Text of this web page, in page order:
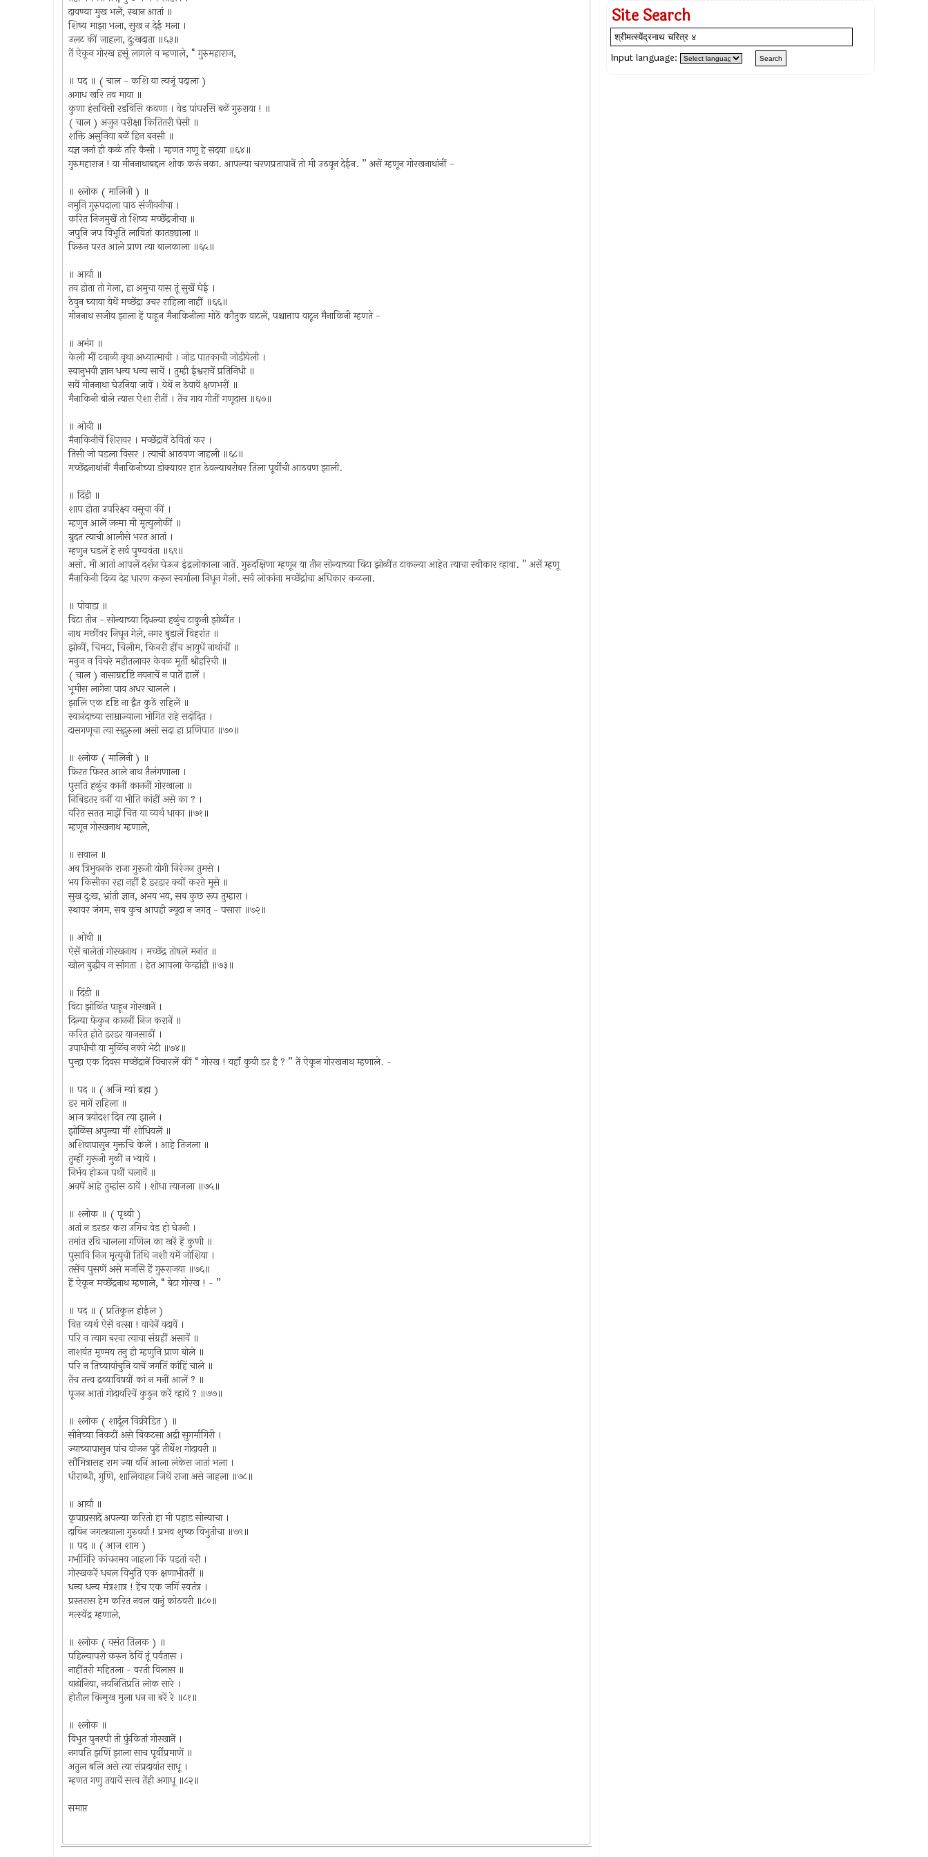
दावण्या मुख भलें, स्थान आतां ॥
शिष्य माझा भला, सुख न देई मला ।
उलट कीं जाहला, दु:खदाता ॥६३॥
तें ऐकून गोरख हसूं लागले व म्हणाले, “ गुरुमहाराज,
॥ पद ॥ ( चाल - कशि या त्यजूं पदाला )
अगाध खरि तव माया ॥
कुणा हंसविसी रडविसि कवणा । वेड पांघरसि बळें गुरुराया ! ॥
( चाल ) अजुन परीक्षा कितितरी घेसी ॥
शक्ति असुनिया बळें हिन बनसी ॥
यज्ञ जनां ही कळे तरि कैसी । म्हणत गणू हे सदया ॥६४॥
गुरुमहाराज ! या मीननाथाबद्दल शोक करूं नका. आपल्या चरणप्रतापानें तो मी उठवून देईन. ” असें म्हणून गोरखनाथांनीं -
॥ श्लोक ( मालिनी ) ॥
नमुनि गुरुपदाला पाठ संजीवनीचा ।
करित निजमुखें तो शिष्य मच्छेंद्रजीचा ॥
जपुनि जप विभूति लावितां कातड्याला ॥
फ़िरुन परत आले प्राण त्या बालकाला ॥६५॥
॥ आर्या ॥
तव होता तो गेला, हा अमुचा यास तूं सुखें घेई ।
ठेवुन घ्याया येथें मच्छेंद्रा उचर राहिला नाहीं ॥६६॥
मीननाथ सजीव झाला हें पाहून मैनाकिनीला मोठें कौतुक वाटलें, पश्चात्ताप वाटून मैनाकिनी म्हणते -
॥ अभंग ॥
केली मीं टवाळी वृथा अध्यात्माची । जोड पातकाची जोडीयेली ।
स्वानुभवी ज्ञान धन्य धन्य साचें । तुम्ही ईश्वराचें प्रतिनिधी ॥
सवें मीननाथा घेउनिया जावें । येथें न ठेवावें क्षणभरीं ॥
मैनाकिनी बोले त्यास ऐशा रीतीं । तेंच गाय गीतीं गणूदास ॥६७॥
॥ ओवी ॥
मैनाकिनीचें शिरावर । मच्छेंद्रानें ठेवितां कर ।
तिसी जो पडला विसर । त्याची आठवण जाहली ॥६८॥
मच्छेंद्रनाथांनीं मैनाकिनीच्या डोक्यावर हात ठेवल्याबरोबर तिला पूर्वींची आठवण झाली.
॥ दिंडी ॥
शाप होता उपरिक्ष्य वसूचा कीं ।
म्हणुन आलें जन्मा मी मृत्युलोकीं ॥
म्रुदत त्याची आलीसे भरत आतां ।
म्हणुन घडलें हे सर्व पुण्यवंता ॥६९॥
असो. मी आतां आपलें दर्शन घेऊन इंद्रलोकाला जातें. गुरुदक्षिणा म्हणून या तीन सोन्याच्या विटा झोळींत टाकल्या आहेत त्याचा स्वीकार व्हावा. ” असें म्हणू
मैनाकिनी दिव्य देह धारण करून स्वर्गाला निधून गेली. सर्व लोकांना मच्छेंद्रांचा अधिकार कळला.
॥ पोवाडा ॥
विटा तीन - सोन्याच्या दिधल्या हळुंच टाकुनी झोळींत ।
नाथ मछींवर निघून गेले, नगर बुडालें विहरांत ॥
झोळीं, चिमटा, चिलीम, किनरी हींच आयुधें नाथांचीं ॥
मनुज न विचरे महीतलावर केवळ मूर्ती श्रीहरिची ॥
( चाल ) नासाग्रदृष्टि नयनाचें न पातें हालें ।
भूमीस लागेना पाय अधर चालले ।
झालि एक दृष्टि ना द्वैत कुठें राहिलें ॥
स्वानंदाच्या साम्राज्याला भोगित राहे सदोदित ।
दासगणूचा त्या सद्गुरुला असो सदा हा प्रणिपात ॥७०॥
॥ श्लोक ( मालिनी ) ॥
फ़िरत फ़िरत आले नाथ तैलंगणाला ।
पुसति हळुंच कानीं काननीं गोरखाला ॥
निबिडतर वनीं या भीति कांहीं असे का ? ।
वरित सतत माझें चित्त या व्यर्थ धाका ॥७१॥
म्हणून गोरखनाथ म्हणाले,
॥ सवाल ॥
अब त्रिभुवनके राजा गुरूजी योगी निरंजन तुमसे ।
भय किसीका रहा नहीं है डरडार क्यों करते मूसे ॥
सुख दु:ख, भ्रांती ज्ञान, अभय भय, सब कुछ रूप तुम्हारा ।
स्थावर जंगम, सब कुच आपही ज्यूदा न जगत् - पसारा ॥७२॥
॥ ओवी ॥
ऐसें बालेतां गोरखनाथ । मच्छेंद्र तोषले मनांत ॥
खोल बुद्धीच न सांगता । हेत आपला केव्हांही ॥७३॥
॥ दिंडी ॥
विटा झोळिंत पाहून गोरखानें ।
दिल्या फ़ेकुन काननीं निज करानें ॥
करित होते डरडर याजसाठीं ।
उपाधीची या मुळिंच नको भेटी ॥७४॥
पुन्हा एक दिवस मच्छेंद्रानें विचारलें कीं “ गोरख ! यहॉं कुयी डर है ? ” तें ऐकून गोरखनाथ म्हणाले. -
॥ पद ॥ ( अजि म्यां ब्रह्म )
डर मागें राहिला ॥
आज त्रयोदश दिन त्या झाले ।
झोळिस अपुल्या मीं शोधियलें ॥
अशिवापासुन मुक्तचि केलें । आहे तिजला ॥
तुम्हीं गुरूजी मुळीं न भ्यावें ।
निर्भय होऊन पथीं चलावें ॥
अवघें आहे तुम्हांस ठावें । शोधा त्याजला ॥७५॥
॥ श्लोक ॥ ( पृथ्वी )
अतां न डरडर करा उगिच वेड हो घेउनी ।
तमांत रवि चालला गणिल का खरें हें कुणी ॥
पुसावि निज मृत्युची तिथि जशी यमें जोशिया ।
तसेंच पुसणें असे मजसि हें गुरुराजया ॥७६॥
हें ऐकून मच्छेंद्रनाथ म्हणाले, “ बेटा गोरख ! - ”
॥ पद ॥ ( प्रतिकूल होईल )
वित्त व्यर्थ ऐसें वत्सा ! वाचेनें वदावें ।
परि न त्याग बरवा त्याचा संग्रहीं असावें ॥
नाशवंत मृण्मय तनु ही म्हणुनि प्राण बोले ॥
परि न तिच्यावांचुनि याचें जगतिं कांहिं चाले ॥
तेंच तत्त्व द्रव्याविषयीं कां न मनीं आलें ? ॥
पूजन आतां गोदावरिचें कुठुन करें व्हावें ? ॥७७॥
॥ श्लोक ( शार्दूल विक्रीडित ) ॥
सीनेच्या निकटीं असे बिकटसा अद्री सुगर्मागिरी ।
ज्याच्यापासुन पांच योजन पुढें तीर्थेश गोदावरी ॥
सौमित्रासह राम ज्या वनिं आला लंकेस जातां भला ।
धीराब्धी, गुणि, शालिवाहन जिथें राजा असे जाहला ॥७८॥
॥ आर्या ॥
कृपाप्रसादें अपल्या करितो हा मी पहाड सोन्याचा ।
दाविन जगत्त्रयाला गुरुवर्या ! प्रभव शुष्क विभुतीचा ॥७९॥
॥ पद ॥ ( आज शाम )
गर्भागिरि कांचनमय जाहला किं पडतां वरी ।
गोरखकरें धबल विभुति एक क्षणाभीतरीं ॥
धन्य धन्य मंत्रशात्र ! हेंच एक जगिं स्वतंत्र ।
प्रस्तरास हेम करित नवल वानुं कोठवरी ॥८०॥
मत्स्येंद्र म्हणाले,
॥ श्लोक ( वसंत तिलक ) ॥
पहिल्यापरी करुन ठेविं तूं पर्वतास ।
नाहींतरी महितला - वरती विलास ॥
वाढोनिया, नयनितिप्रति लोक सारे ।
होतील विन्मुख मुला धन ना बरें रे ॥८१॥
॥ श्लोक ॥
विभुत पुनरपी ती फ़ुंकितां गोरखानें ।
नगपति झणिं झाला साच पूर्वींप्रमाणें ॥
अतुल बलि असे त्या संप्रदायांत साधू ।
म्हणत गणु तयाचें सत्त्व तेंही अगाधू ॥८२॥
समाप्त
Site Search
Input language: